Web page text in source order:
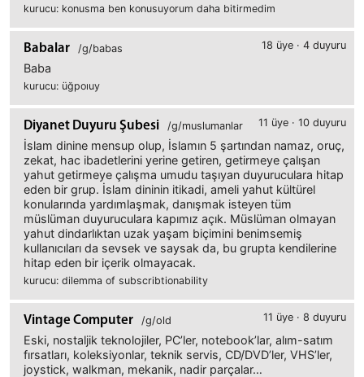
kurucu: konusma ben konusuyorum daha bitirmedim
Babalar /g/babas 18 üye · 4 duyuru
Baba
kurucu: üğpoıuy
Diyanet Duyuru Şubesi /g/muslumanlar 11 üye · 10 duyuru
İslam dinine mensup olup, İslamın 5 şartından namaz, oruç,
zekat, hac ibadetlerini yerine getiren, getirmeye çalışan
yahut getirmeye çalışma umudu taşıyan duyuruculara hitap
eden bir grup. İslam dininin itikadi, ameli yahut kültürel
konularında yardımlaşmak, danışmak isteyen tüm
müslüman duyuruculara kapımız açık. Müslüman olmayan
yahut dindarlıktan uzak yaşam biçimini benimsemiş
kullanıcıları da sevsek ve saysak da, bu grupta kendilerine
hitap eden bir içerik olmayacak.
kurucu: dilemma of subscribtionability
Vintage Computer /g/old 11 üye · 8 duyuru
Eski, nostaljik teknolojiler, PC’ler, notebook’lar, alım-satım
fırsatları, koleksiyonlar, teknik servis, CD/DVD’ler, VHS’ler,
joystick, walkman, mekanik, nadir parçalar…